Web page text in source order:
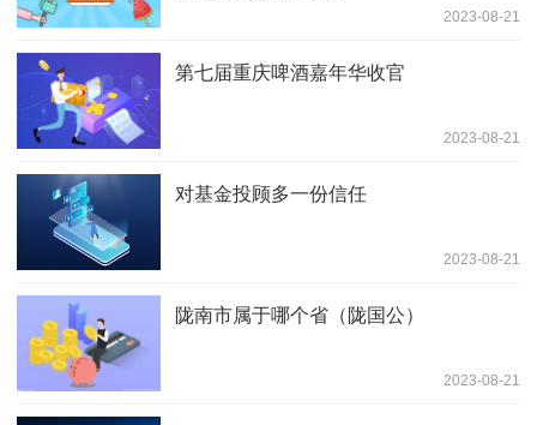
2023-08-21
第七届重庆啤酒嘉年华收官
2023-08-21
对基金投顾多一份信任
2023-08-21
陇南市属于哪个省（陇国公）
2023-08-21